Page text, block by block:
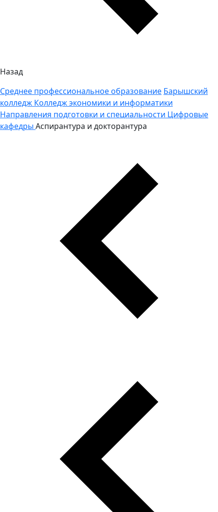
Назад
Среднее профессиональное образование Барышский
колледж Колледж экономики и информатики
Направления подготовки и специальности Цифровые
кафедры Аспирантура и докторантура